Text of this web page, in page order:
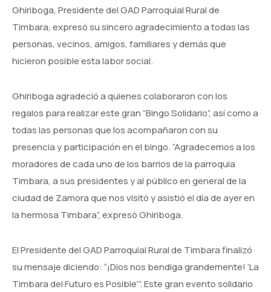
Ghiriboga, Presidente del GAD Parroquial Rural de
Timbara, expresó su sincero agradecimiento a todas las
personas, vecinos, amigos, familiares y demás que
hicieron posible esta labor social.
Ghiriboga agradeció a quienescolaboraron con los
regalos para realizar este gran “Bingo Solidario”, así como a
todas las personas que los acompañaron con su
presencia y participación en el bingo. “Agradecemos a los
moradores de cada uno de los barrios de la parroquia
Timbara, a sus presidentes y al público en general de la
ciudad de Zamora que nos visitó y asistió el día de ayer en
la hermosa Timbara”, expresó Ghiriboga.
El Presidente del GAD Parroquial Rural de Timbara finalizó
su mensaje diciendo: “¡Dios nos bendiga grandemente! ‘La
Timbara del Futuro es Posible'”. Este gran evento solidario